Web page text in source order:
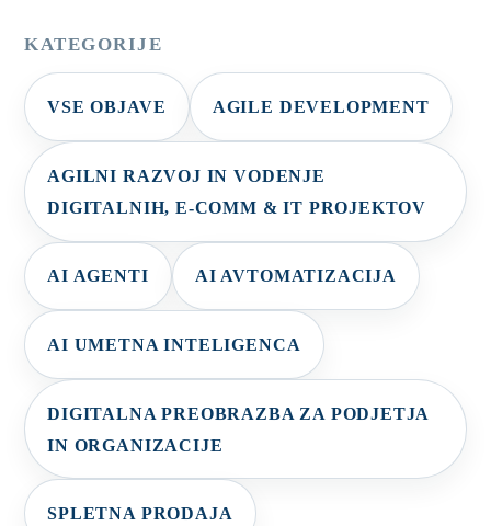
KATEGORIJE
VSE OBJAVE AGILE DEVELOPMENT
AGILNI RAZVOJ IN VODENJE
DIGITALNIH, E-COMM & IT PROJEKTOV
AI AGENTI AI AVTOMATIZACIJA
AI UMETNA INTELIGENCA
DIGITALNA PREOBRAZBA ZA PODJETJA
IN ORGANIZACIJE
SPLETNA PRODAJA